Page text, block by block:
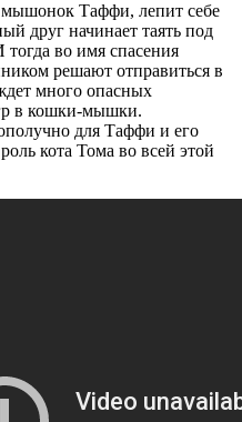
Таффи, лепит себе
друг начинает таять под
во имя спасения
решают отправиться в
много опасных
в кошки-мышки.
для Таффи и его
кота Тома во всей этой